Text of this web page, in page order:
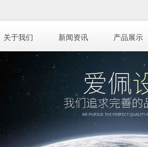
关于我们 新闻资讯 产品展示